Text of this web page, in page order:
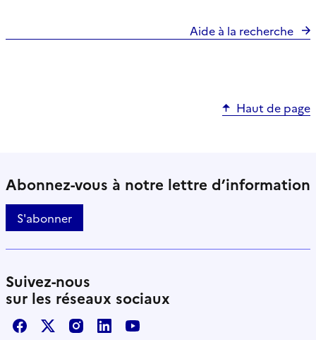
Aide à la recherche
Haut de page
Abonnez-vous à notre lettre d’information
S'abonner
Suivez-nous
sur les réseaux sociaux
FacebookX / TwitterInstagram
LinkedInYoutube